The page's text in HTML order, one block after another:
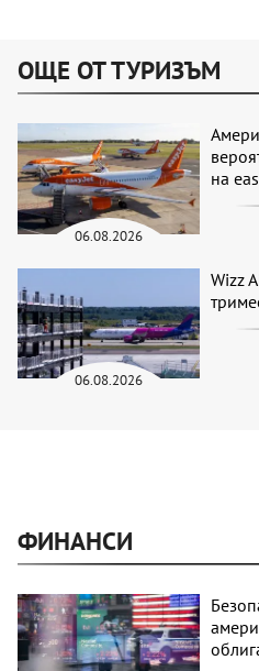
ОЩЕ ОТ ТУРИЗЪМ
06.08.2026
на
06.08.2026
Wizz
ФИНАНСИ